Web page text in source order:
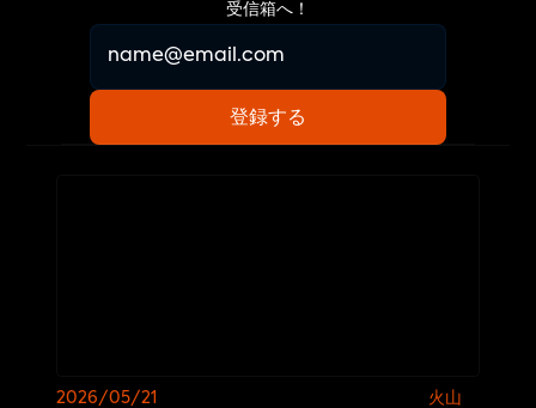
受信箱へ！
2026/05/21 火山